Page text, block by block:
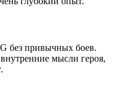
без привычных боев.
мысли героя,